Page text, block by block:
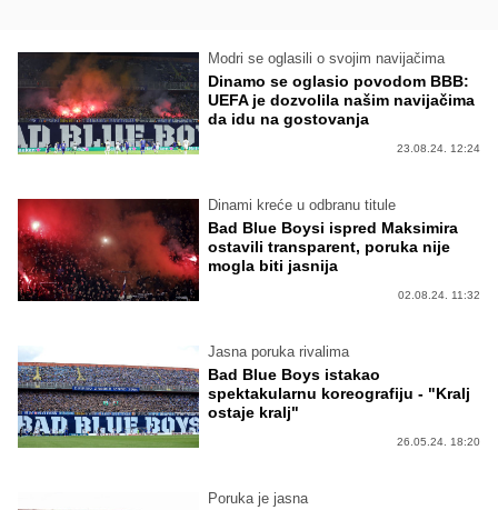
Modri se oglasili o svojim navijačima
Dinamo se oglasio povodom BBB:
UEFA je dozvolila našim navijačima
da idu na gostovanja
23.08.24. 12:24
Dinami kreće u odbranu titule
Bad Blue Boysi ispred Maksimira
ostavili transparent, poruka nije
mogla biti jasnija
02.08.24. 11:32
Jasna poruka rivalima
Bad Blue Boys istakao
spektakularnu koreografiju - "Kralj
ostaje kralj"
26.05.24. 18:20
Poruka je jasna